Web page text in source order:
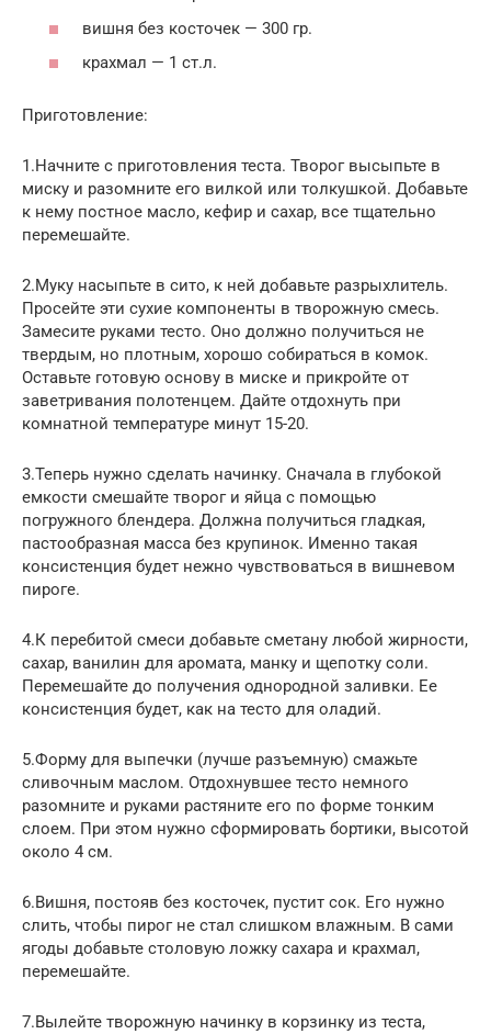
вишня без косточек — 300 гр.
крахмал — 1 ст.л.
Приготовление:
1.Начните с приготовления теста. Творог высыпьте в
миску и разомните его вилкой или толкушкой. Добавьте
к нему постное масло, кефир и сахар, все тщательно
перемешайте.
2.Муку насыпьте в сито, к ней добавьте разрыхлитель.
Просейте эти сухие компоненты в творожную смесь.
Замесите руками тесто. Оно должно получиться не
твердым, но плотным, хорошо собираться в комок.
Оставьте готовую основу в миске и прикройте от
заветривания полотенцем. Дайте отдохнуть при
комнатной температуре минут 15-20.
3.Теперь нужно сделать начинку. Сначала в глубокой
емкости смешайте творог и яйца с помощью
погружного блендера. Должна получиться гладкая,
пастообразная масса без крупинок. Именно такая
консистенция будет нежно чувствоваться в вишневом
пироге.
4.К перебитой смеси добавьте сметану любой жирности,
сахар, ванилин для аромата, манку и щепотку соли.
Перемешайте до получения однородной заливки. Ее
консистенция будет, как на тесто для оладий.
5.Форму для выпечки (лучше разъемную) смажьте
сливочным маслом. Отдохнувшее тесто немного
разомните и руками растяните его по форме тонким
слоем. При этом нужно сформировать бортики, высотой
около 4 см.
6.Вишня, постояв без косточек, пустит сок. Его нужно
слить, чтобы пирог не стал слишком влажным. В сами
ягоды добавьте столовую ложку сахара и крахмал,
перемешайте.
7.Вылейте творожную начинку в корзинку из теста,